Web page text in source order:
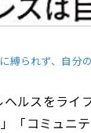
られず、自分
ルスをラ
「コミュニ